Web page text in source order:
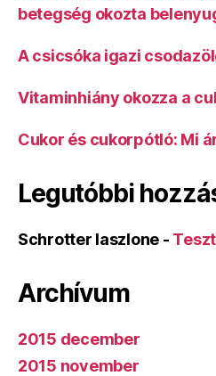
betegség okozta
A csicsóka igazi
Vitaminhiány okozza a
Cukor és cukorpótló: Mi
Legutóbbi
Schrotter laszlone -
Archívum
2015 december
2015 november